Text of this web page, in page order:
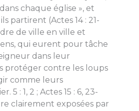
chaque église », et
partirent (Actes 14 : 21-
de ville en ville et
qui eurent pour tâche
dans leur
protéger contre les loups
comme leurs
5 : 1, 2 ; Actes 15 : 6, 23-
clairement exposées par